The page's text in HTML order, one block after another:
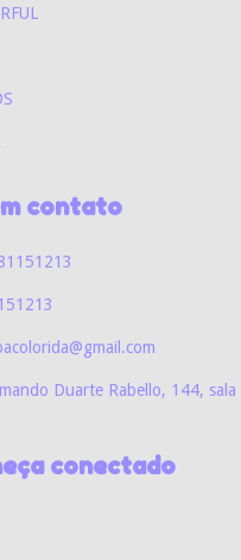
contato
Duarte Rabello, 144,
conectado